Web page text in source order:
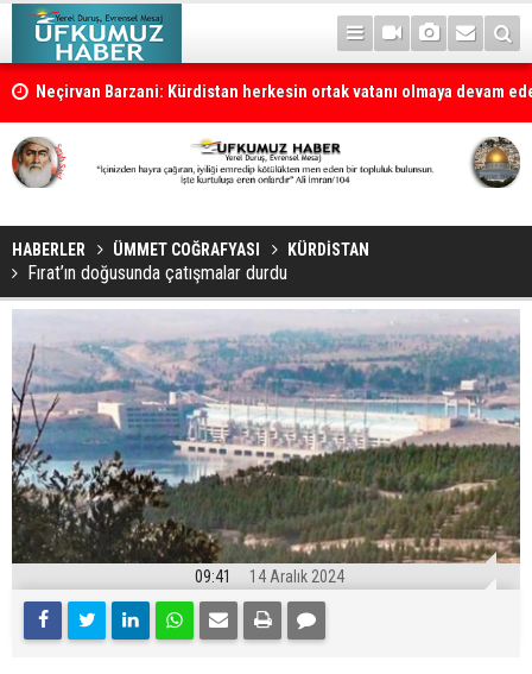
Neçirvan Barzani: Kürdistan herkesin ortak vatanı olmaya devam
HABERLER ÜMMET COĞRAFYASI KÜRDİSTAN
Fırat’ın doğusunda çatışmalar durdu
09:41 14 Aralık 2024